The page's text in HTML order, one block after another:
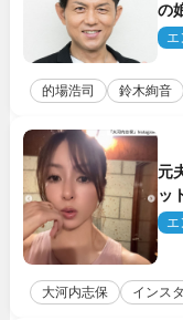
の
エ
的場浩司 鈴木絢音
元
ッ
「エ
大河内志保 インス